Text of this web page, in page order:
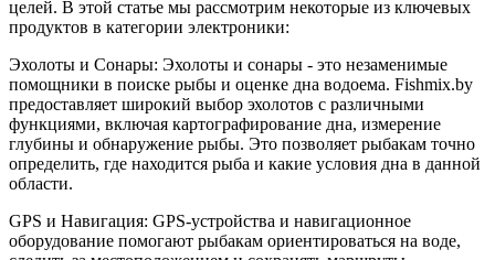
целей. В этой статье мы рассмотрим некоторые из ключевых
продуктов в категории электроники:
Эхолоты и Сонары: Эхолоты и сонары - это незаменимые
помощники в поиске рыбы и оценке дна водоема. Fishmix.by
предоставляет широкий выбор эхолотов с различными
функциями, включая картографирование дна, измерение
глубины и обнаружение рыбы. Это позволяет рыбакам точно
определить, где находится рыба и какие условия дна в данной
области.
GPS и Навигация: GPS-устройства и навигационное
оборудование помогают рыбакам ориентироваться на воде,